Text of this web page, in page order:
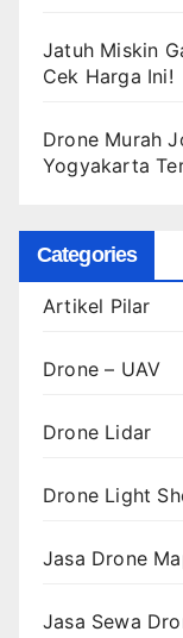
Jatuh Miskin
Cek Harga Ini!
Drone Murah
Yogyakarta
Categories
Artikel Pilar
Drone – UAV
Drone Lidar
Drone Light
Jasa Drone
Jasa Sewa